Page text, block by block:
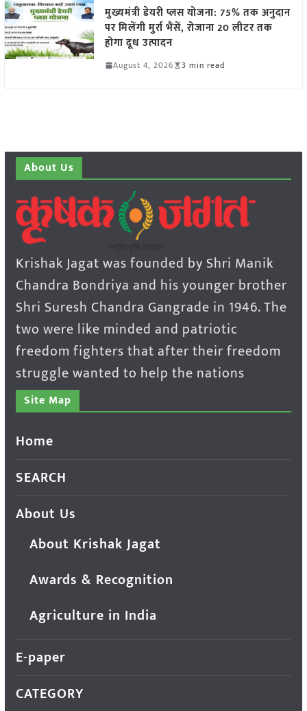
मुख्यमंत्री डेयरी प्लस योजना: 75% तक अनुदान
पर मिलेंगी मुर्रा भैंसें, रोजाना 20 लीटर तक
होगा दूध उत्पादन
August 4, 2026 3 min read
About Us
Krishak Jagat was founded by Shri Manik
Chandra Bondriya and his younger brother
Shri Suresh Chandra Gangrade in 1946. The
two were like minded and patriotic
freedom fighters that after their freedom
struggle wanted to help the nations
Site Map
Home
SEARCH
About Us
About Krishak Jagat
Awards & Recognition
Agriculture in India
E-paper
CATEGORY